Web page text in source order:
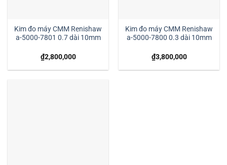
Kim đo máy CMM Renishaw
a-5000-7801 0.7 dài 10mm
₫2,800,000
Kim đo máy CMM Renishaw
a-5000-7800 0.3 dài 10mm
₫3,800,000